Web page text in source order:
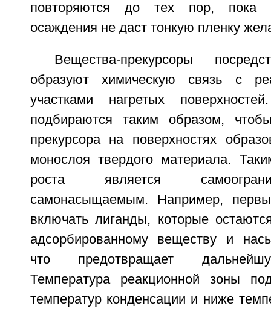
повторяются до тех пор, пока
осаждения не даст тонкую пленку
Вещества-прекурсоры
образуют химическую связь с
участками нагретых
подбираются таким образом,
прекурсора на поверхностях
монослоя твердого материала.
роста является
самонасыщаемым. Например,
включать лиганды, которые
адсорбированному веществу и
что предотвращает
Температура реакционной зоны
температур конденсации и ниже